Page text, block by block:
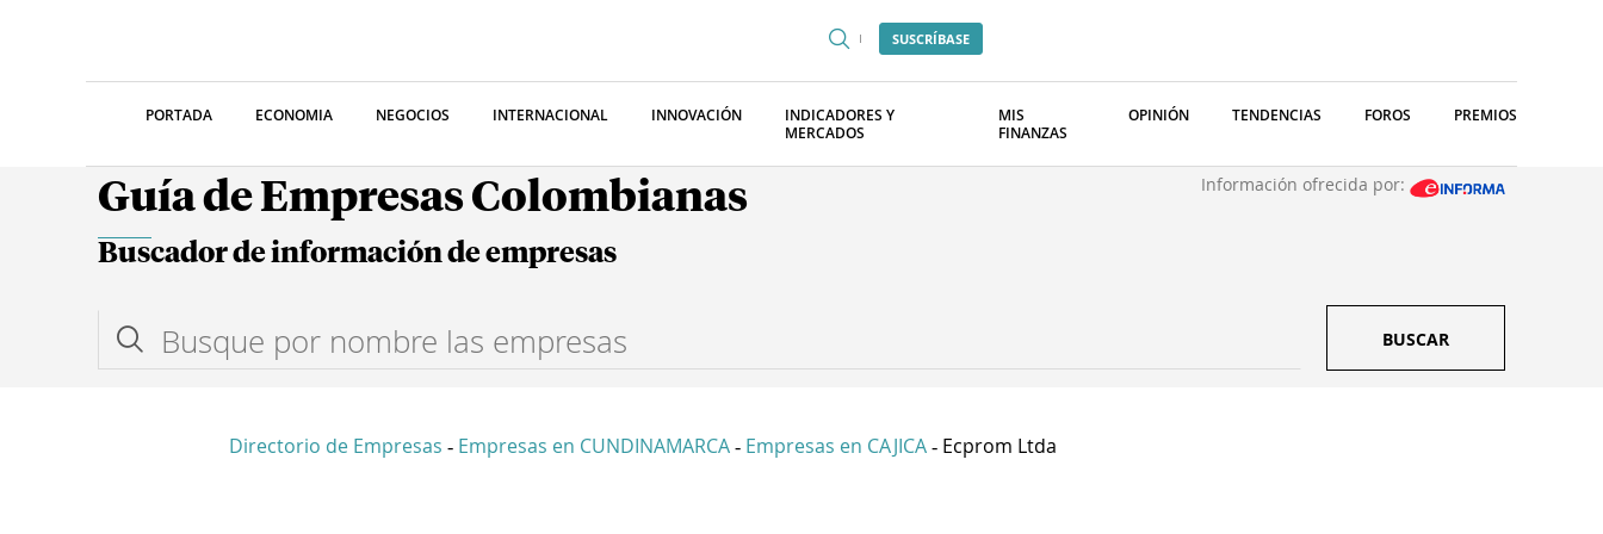
SUSCRÍBASE
PORTADA ECONOMIA NEGOCIOS INTERNACIONAL INNOVACIÓN
INDICADORES Y
MERCADOS
MIS
FINANZAS
OPINIÓN TENDENCIAS FOROS PREMIOS
Guía de Empresas Colombianas Información ofrecida por:
Buscador de información de empresas
BUSCAR
Directorio de Empresas - Empresas en CUNDINAMARCA - Empresas en CAJICA - Ecprom Ltda